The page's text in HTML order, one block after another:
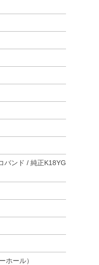
バンド / 純正K18YG
ホール）